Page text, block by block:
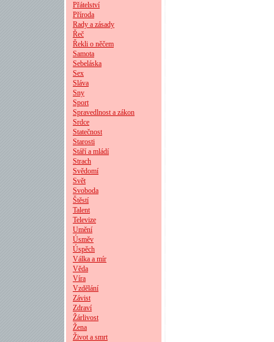
Přátelství
Příroda
Rady a zásady
Řeč
Řekli o něčem
Samota
Sebeláska
Sex
Sláva
Sny
Sport
Spravedlnost a zákon
Srdce
Statečnost
Starosti
Stáří a mládí
Strach
Svědomí
Svět
Svoboda
Štěstí
Talent
Televize
Umění
Úsměv
Úspěch
Válka a mír
Věda
Víra
Vzdělání
Závist
Zdraví
Žárlivost
Žena
Život a smrt